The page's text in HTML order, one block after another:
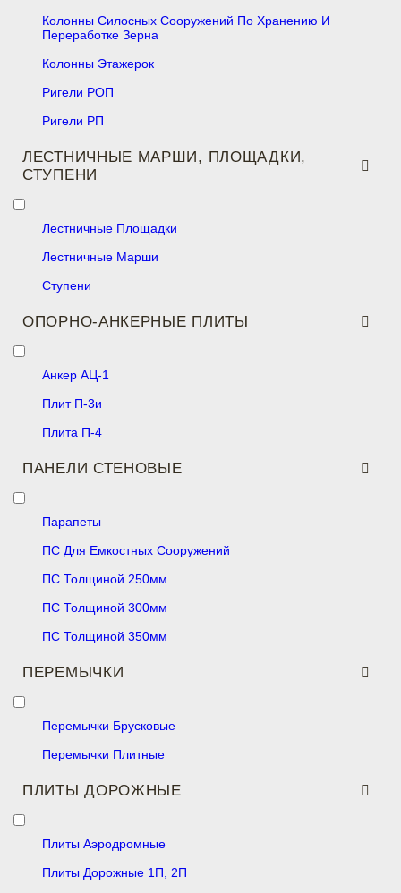
Колонны Силосных Сооружений По Хранению И
Переработке Зерна
Колонны Этажерок
Ригели РОП
Ригели РП
ЛЕСТНИЧНЫЕ МАРШИ, ПЛОЩАДКИ,
СТУПЕНИ
Лестничные Площадки
Лестничные Марши
Ступени
ОПОРНО-АНКЕРНЫЕ ПЛИТЫ
Анкер АЦ-1
Плит П-3и
Плита П-4
ПАНЕЛИ СТЕНОВЫЕ
Парапеты
ПС Для Емкостных Сооружений
ПС Толщиной 250мм
ПС Толщиной 300мм
ПС Толщиной 350мм
ПЕРЕМЫЧКИ
Перемычки Брусковые
Перемычки Плитные
ПЛИТЫ ДОРОЖНЫЕ
Плиты Аэродромные
Плиты Дорожные 1П, 2П